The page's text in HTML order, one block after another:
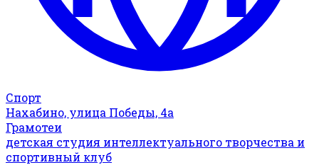
Спорт
Нахабино, улица Победы, 4а
Грамотеи
детская студия интеллектуального творчества и
спортивный клуб